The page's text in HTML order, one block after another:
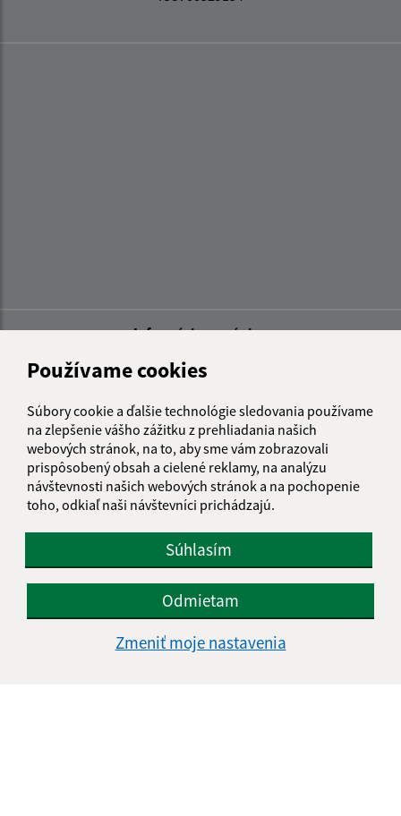
Používame cookies
Súbory cookie a ďalšie technológie sledovania používame
na zlepšenie vášho zážitku z prehliadania našich
webových stránok, na to, aby sme vám zobrazovali
prispôsobený obsah a cielené reklamy, na analýzu
návštevnosti našich webových stránok a na pochopenie
toho, odkiaľ naši návštevníci prichádzajú.
Súhlasím
Odmietam
Zmeniť moje nastavenia
Informácie o stránke:
Vyhlásenie o prístupnosti
Ochrana osobných údajov
Navigácia:
Vytlačiť aktuálnu stránku
Mapa stránok
Rýchle odkazy:
Aktuality
História
Kontakty